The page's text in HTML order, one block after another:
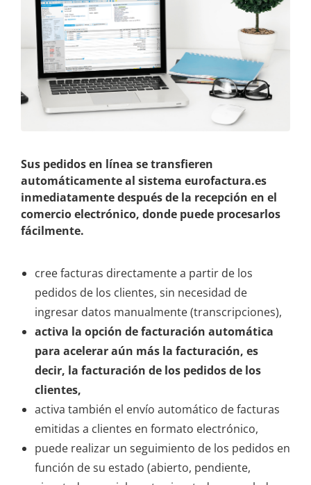
Sus pedidos en línea se transfieren
automáticamente al sistema eurofactura.es
inmediatamente después de la recepción en el
comercio electrónico, donde puede procesarlos
fácilmente.
cree facturas directamente a partir de los
pedidos de los clientes, sin necesidad de
ingresar datos manualmente (transcripciones),
activa la opción de facturación automática
para acelerar aún más la facturación, es
decir, la facturación de los pedidos de los
clientes,
activa también el envío automático de facturas
emitidas a clientes en formato electrónico,
puede realizar un seguimiento de los pedidos en
función de su estado (abierto, pendiente,